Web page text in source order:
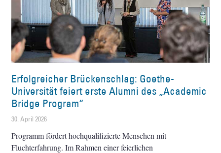
Erfolgreicher Brückenschlag: Goethe-
Universität feiert erste Alumni des „Academic
Bridge Program“
30. April 2026
Programm fördert hochqualifizierte Menschen mit
Fluchterfahrung. Im Rahmen einer feierlichen